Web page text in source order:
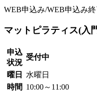
WEB申込み/WEB申込み
マットピラティス(入
申込
状況
受付中
曜日
水曜日
時間 10:00～11:00